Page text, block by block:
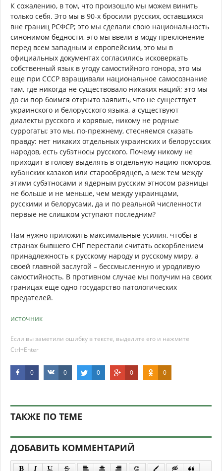
К сожалению, в том, что произошло мы можем винить
только себя. Это мы в 90-х бросили русских, оставшихся
вне границ РСФСР; это мы сделали свою национальность
синонимом бедности, это мы ввели в моду преклонение
перед всем западным и европейским, это мы в
официальных документах согласились исковеркать
собственный язык в угоду самостийного гонора, это мы
еще при СССР взращивали национальное самосознание
там, где никогда не существовало никаких наций; это мы
до си пор боимся открыто заявить, что не существует
украинского и белорусского языка, а существуют
диалекты русского и корявые, никому не родные
суррогаты; это мы, по-прежнему, стесняемся сказать
правду: нет никаких отдельных украинских и белорусских
народов, есть субэтносы русского. Почему никому не
приходит в голову выделять в отдельную нацию поморов,
кубанских казаков или старообрядцев, а меж тем между
этими субэтносами и ядерным русским этносом разницы
не больше и не меньше, чем между украинцами,
русскими и белорусами, да и по реальной численности
первые не слишком уступают последним?
Нам нужно приложить максимальные усилия, чтобы в
странах бывшего СНГ перестали считать оскорблением
принадлежность к русскому народу и русскому миру, а
своей главной заслугой – бессмысленную и уродливую
самостийность. В противном случае мы получим на своих
границах еще одно государство патологических
предателей.
источник
Если вы заметили ошибку в тексте, выделите его и нажмите
Ctrl+Enter
0 0 0 0 0
ТАКЖЕ ПО ТЕМЕ
ДОБАВИТЬ КОММЕНТАРИЙ